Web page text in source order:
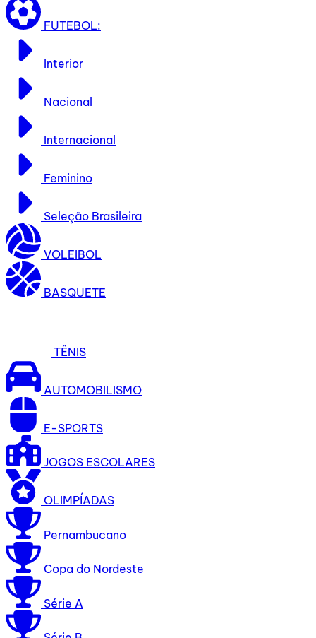
FUTEBOL:
Interior
Nacional
Internacional
Feminino
Seleção Brasileira
VOLEIBOL
BASQUETE
TÊNIS
AUTOMOBILISMO
E-SPORTS
JOGOS ESCOLARES
OLIMPÍADAS
Pernambucano
Copa do Nordeste
Série A